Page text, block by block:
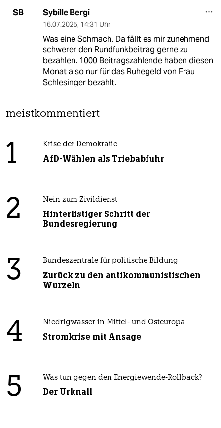
SB Sybille Bergi
16.07.2025, 14:31 Uhr
Was eine Schmach. Da fällt es mir zunehmend
schwerer den Rundfunkbeitrag gerne zu
bezahlen. 1000 Beitragszahlende haben diesen
Monat also nur für das Ruhegeld von Frau
Schlesinger bezahlt.
meistkommentiert
1 Krise der Demokratie
AfD-Wählen als Triebabfuhr
2 Nein zum Zivildienst
Hinterlistiger Schritt der
Bundesregierung
3 Bundeszentrale für politische Bildung
Zurück zu den antikommunistischen
Wurzeln
4 Niedrigwasser in Mittel- und Osteuropa
Stromkrise mit Ansage
5 Was tun gegen den Energiewende-Rollback?
Der Urknall